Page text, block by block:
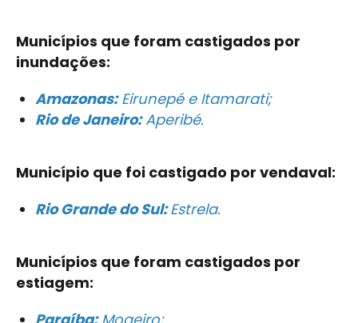
Municípios que foram castigados por
inundações:
Amazonas:Eirunepé e Itamarati;
Rio de Janeiro:Aperibé.
Município que foi castigado por vendaval:
Rio Grande do Sul:Estrela.
Municípios que foram castigados por
estiagem: